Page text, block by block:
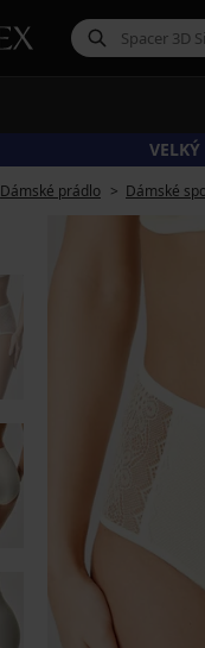
Dámské prádlo Dámské